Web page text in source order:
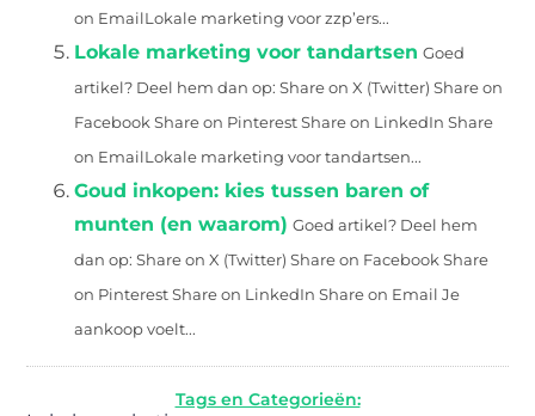
on EmailLokale marketing voor zzp’ers...
Lokale marketing voor tandartsen Goed
artikel? Deel hem dan op: Share on X (Twitter) Share on
Facebook Share on Pinterest Share on LinkedIn Share
on EmailLokale marketing voor tandartsen...
Goud inkopen: kies tussen baren of
munten (en waarom) Goed artikel? Deel hem
dan op: Share on X (Twitter) Share on Facebook Share
on Pinterest Share on LinkedIn Share on Email Je
aankoop voelt...
Tags en Categorieën: